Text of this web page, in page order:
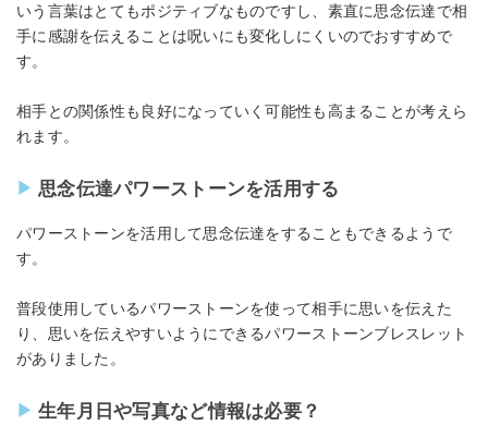
いう言葉はとてもポジティブなものですし、素直に思念伝達で相
手に感謝を伝えることは呪いにも変化しにくいのでおすすめで
す。
相手との関係性も良好になっていく可能性も高まることが考えら
れます。
思念伝達パワーストーンを活用する
パワーストーンを活用して思念伝達をすることもできるようで
す。
普段使用しているパワーストーンを使って相手に思いを伝えた
り、思いを伝えやすいようにできるパワーストーンブレスレット
がありました。
生年月日や写真など情報は必要？